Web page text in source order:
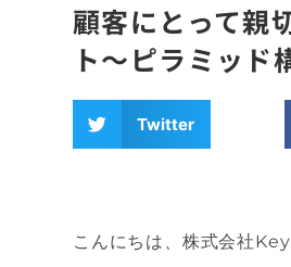
顧客にとって親
ト～ピラミッド
Twitter
こんにちは、株式会社